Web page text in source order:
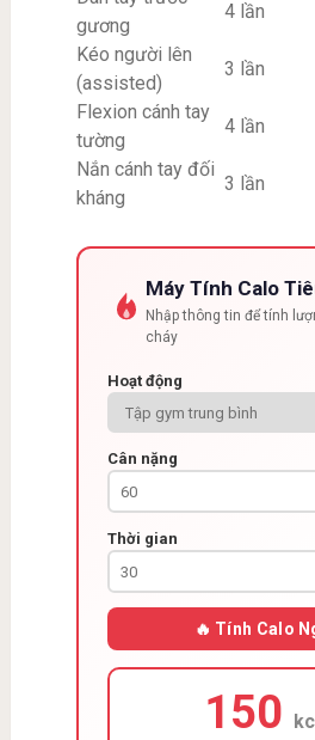
gương
4 lần
Kéo người lên
(assisted)
3 lần
Flexion cánh tay
tường
4 lần
Nắn cánh tay đối
kháng
3 lần
Máy Tính Calo
Nhập thông tin để tính
cháy
Hoạt động
Cân nặng
Thời gian
🔥 Tính Calo
150